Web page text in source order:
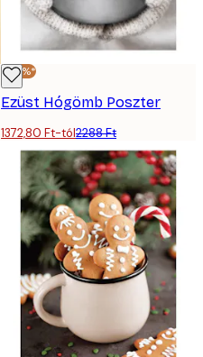
-40%*
Ezüst Hógömb Poszter
1372,80 Ft-tól2288 Ft